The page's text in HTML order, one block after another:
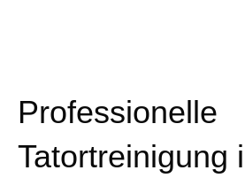
Professionelle
Tatortreinigung